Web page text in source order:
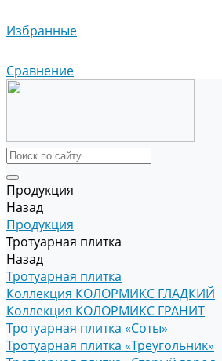
Избранные
Сравнение
Продукция
Назад
Продукция
Тротуарная плитка
Назад
Тротуарная плитка
Коллекция КОЛОРМИКС ГЛАДКИЙ
Коллекция КОЛОРМИКС ГРАНИТ
Тротуарная плитка «Соты»
Тротуарная плитка «Треугольник»